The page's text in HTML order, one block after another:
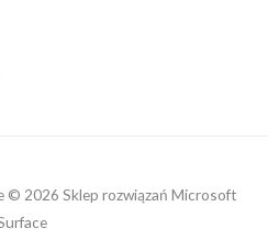
© 2026 Sklep rozwiązań Microsoft